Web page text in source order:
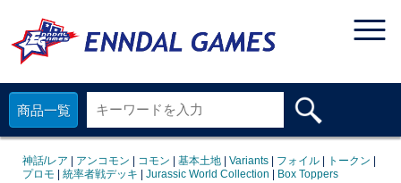
商品一覧
神話/レア アンコモン コモン 基本土地 Variants フォイル トークン
プロモ
統率者戦デッキ Jurassic World Collection Box Toppers